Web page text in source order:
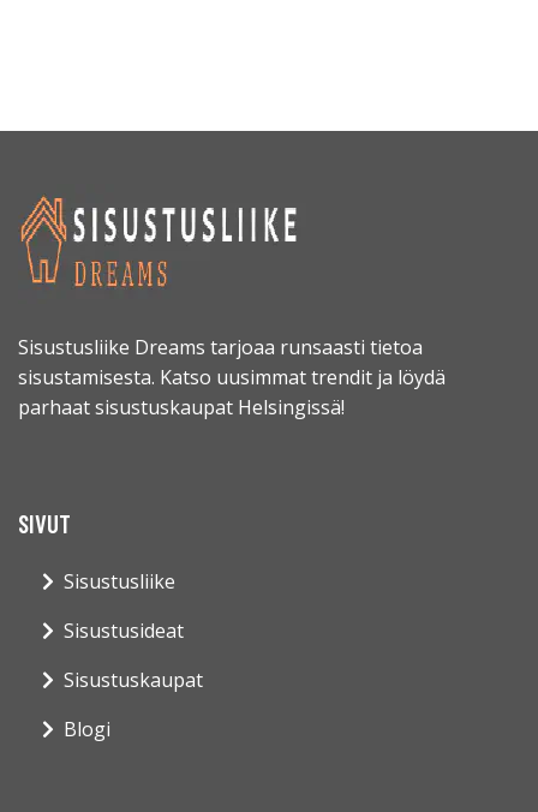
Sisustusliike Dreams tarjoaa runsaasti tietoa
sisustamisesta. Katso uusimmat trendit ja löydä
parhaat sisustuskaupat Helsingissä!
SIVUT
Sisustusliike
Sisustusideat
Sisustuskaupat
Blogi